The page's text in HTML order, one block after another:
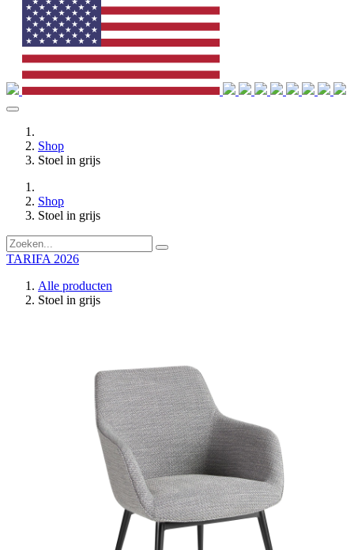
Shop
Stoel in grijs
Shop
Stoel in grijs
TARIFA 2026
Alle producten
Stoel in grijs